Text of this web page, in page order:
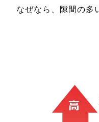
なぜなら、隙間の多